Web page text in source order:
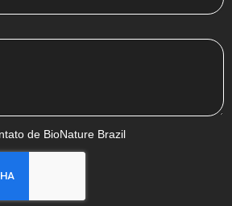
de BioNature Brazil